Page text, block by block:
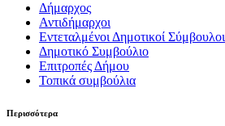
Δήμαρχος
Αντιδήμαρχοι
Εντεταλμένοι Δημοτικοί Σύμβουλοι
Δημοτικό Συμβούλιο
Επιτροπές Δήμου
Τοπικά συμβούλια
Περισσότερα